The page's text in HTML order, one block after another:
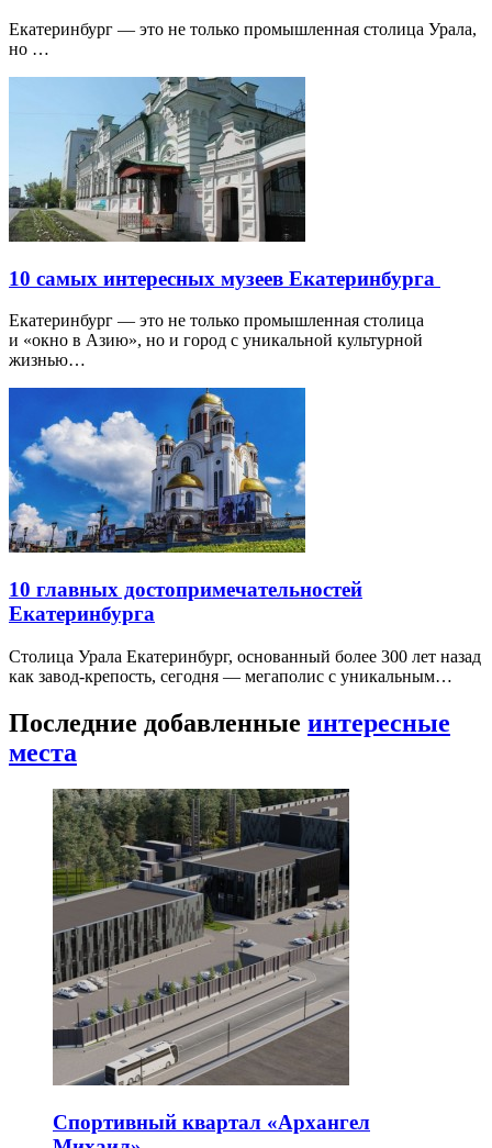
Екатеринбург — это не только промышленная столица Урала,
но …
10 самых интересных музеев Екатеринбурга
Екатеринбург — это не только промышленная столица
и «окно в Азию», но и город с уникальной культурной
жизнью…
10 главных достопримечательностей
Екатеринбурга
Столица Урала Екатеринбург, основанный более 300 лет назад
как завод-крепость, сегодня — мегаполис с уникальным…
Последние добавленные интересные
места
Спортивный квартал «Архангел